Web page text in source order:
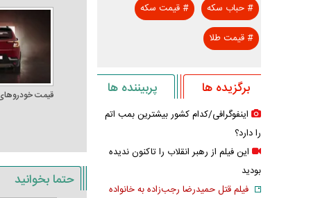
قیمت
حتما بخوانید
#حباب سکه #قیمت سکه
#قیمت طلا
برگزیده ها پربیننده ها
اینفوگرافی/کدام کشور بیشترین بمب اتم
را دارد؟
این فیلم از رهبر انقلاب را تاکنون ندیده
بودید
فیلم قتل حمیدرضا رجب‌زاده به خانواده